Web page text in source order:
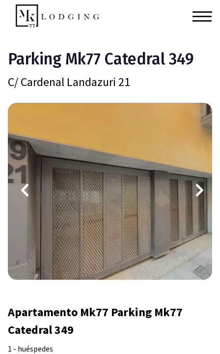
Parking Mk77 Catedral 349
C/ Cardenal Landazuri 21
Apartamento Mk77 Parking Mk77
Catedral 349
1 - huéspedes